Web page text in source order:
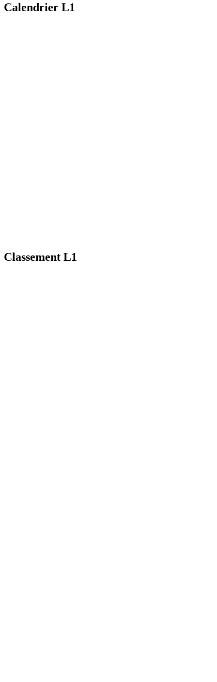
Calendrier L1
Classement L1